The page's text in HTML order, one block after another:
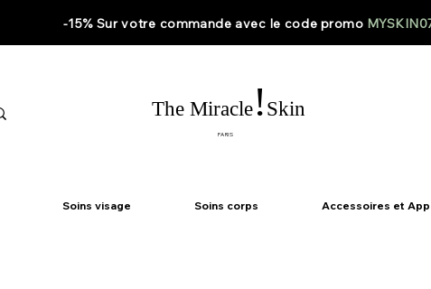
-15% Sur votre commande avec le code promo
The Miracle ! Skin
PARIS
Soins visage Soins corps Accessoires et